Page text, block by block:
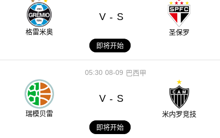
格雷米奥
V - S
圣保罗
即将开始
08-09
05:30 巴西甲
瑞模贝雷
V - S
米内罗竞技
即将开始